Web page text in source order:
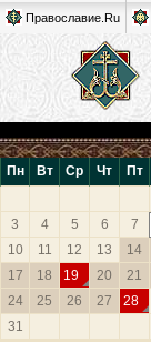
Православие.Ru
Пн Вт Ср Чт Пт
3
4 5 6 7
10
11 12 13 14
17
18 19 20 21
24
25 26 27 28
31